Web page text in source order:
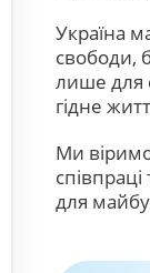
Україна
свободи,
лише для
гідне
Ми
для